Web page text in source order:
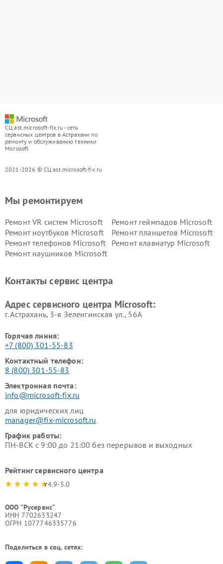
СЦ ast.microsoft-fix.ru - сеть
сервисных центров в Астрахани по
ремонту и обслуживанию техники
Microsoft
2021-2026 © СЦ ast.microsoft-fix.ru
Мы ремонтируем
Ремонт VR систем Microsoft
Ремонт геймпадов Microsoft
Ремонт ноутбуков Microsoft
Ремонт планшетов Microsoft
Ремонт телефонов Microsoft
Ремонт клавиатур Microsoft
Ремонт наушников Microsoft
Контакты сервис центра
Адрес сервисного центра Microsoft:
г. Астрахань, 3-я Зеленгинская ул., 56А
Горячая линия:
+7 (800) 301-55-83
Контактный телефон:
8 (800) 301-55-83
Электронная почта:
info@microsoft-fix.ru
для юридических лиц
manager@fix-microsoft.ru
График работы:
ПН-ВСК с 9:00 до 21:00 без перерывов и выходных
Рейтинг сервисного центра
4.9-5.0
ООО "Русервис"
ИНН 7702633247
ОГРН 1077746335776
Поделиться в соц. сетях: